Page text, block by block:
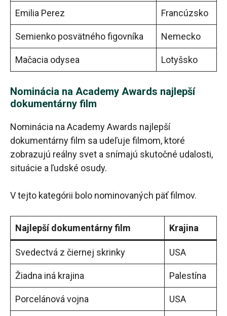
Emilia Perez Francúzsko
Semienko posvätného figovníka Nemecko
Mačacia odysea Lotyšsko
Nominácia na Academy Awards najlepší
dokumentárny film
Nominácia na Academy Awards najlepší
dokumentárny film sa udeľuje filmom, ktoré
zobrazujú reálny svet a snímajú skutočné udalosti,
situácie a ľudské osudy.
V tejto kategórii bolo nominovaných päť filmov.
Najlepší dokumentárny film Krajina
Svedectvá z čiernej skrinky USA
Žiadna iná krajina Palestína
Porcelánová vojna USA